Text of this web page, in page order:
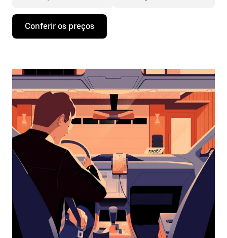
Pressione
seta
interagir
o
calendário
selecionar
uma
data.
Pressione
a
tecla
“ESC”
o
calendário.
Conferir os preços